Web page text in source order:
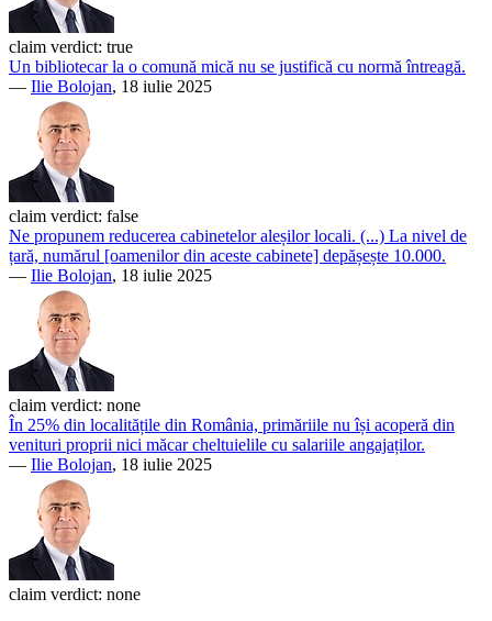
claim verdict: true
Un bibliotecar la o comună mică nu se justifică cu normă întreagă.
— Ilie Bolojan, 18 iulie 2025
claim verdict: false
Ne propunem reducerea cabinetelor aleșilor locali. (...) La nivel de
țară, numărul [oamenilor din aceste cabinete] depășește 10.000.
— Ilie Bolojan, 18 iulie 2025
claim verdict: none
În 25% din localitățile din România, primăriile nu își acoperă din
venituri proprii nici măcar cheltuielile cu salariile angajaților.
— Ilie Bolojan, 18 iulie 2025
claim verdict: none